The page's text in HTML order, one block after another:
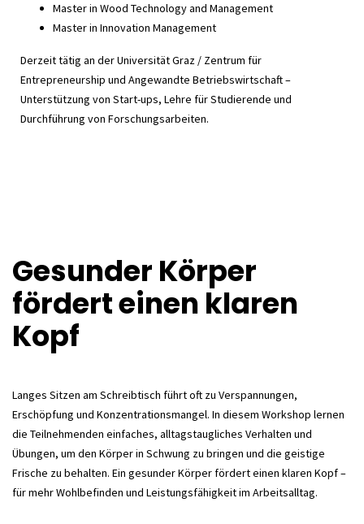
Master in Wood Technology and Management
Master in Innovation Management
Derzeit tätig an der Universität Graz / Zentrum für
Entrepreneurship und Angewandte Betriebswirtschaft –
Unterstützung von Start-ups, Lehre für Studierende und
Durchführung von Forschungsarbeiten.
Gesunder Körper
fördert einen klaren
Kopf
Langes Sitzen am Schreibtisch führt oft zu Verspannungen,
Erschöpfung und Konzentrationsmangel. In diesem Workshop lernen
die Teilnehmenden einfaches, alltagstaugliches Verhalten und
Übungen, um den Körper in Schwung zu bringen und die geistige
Frische zu behalten. Ein gesunder Körper fördert einen klaren Kopf–
für mehr Wohlbefinden und Leistungsfähigkeit im Arbeitsalltag.